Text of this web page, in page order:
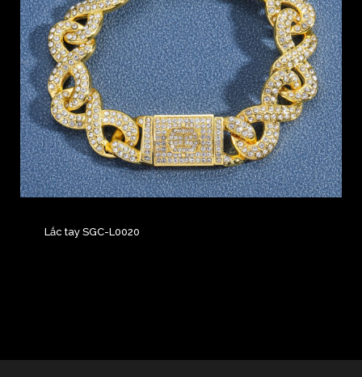
Lắc tay SGC-L0020